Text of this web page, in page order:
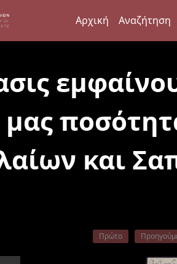
Αρχική Αναζήτηση
μας
και
Πρώτο